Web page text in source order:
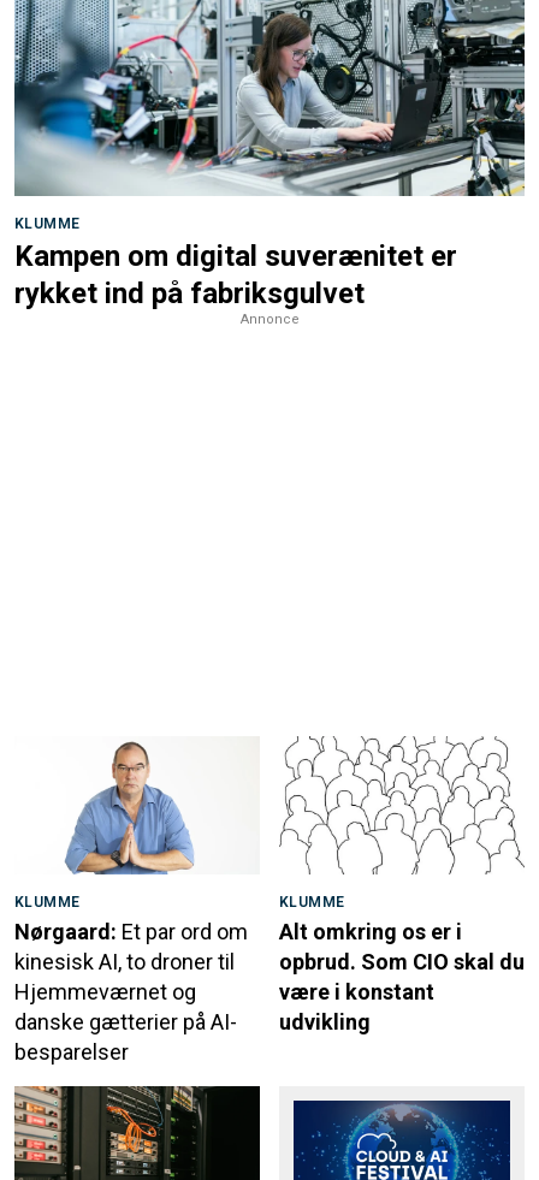
KLUMME
Kampen om digital suverænitet er
rykket ind på fabriksgulvet
Annonce
KLUMME
Nørgaard: Et par ord om
kinesisk AI, to droner til
Hjemmeværnet og
danske gætterier på AI-
besparelser
KLUMME
Alt omkring os er i
opbrud. Som CIO skal du
være i konstant
udvikling